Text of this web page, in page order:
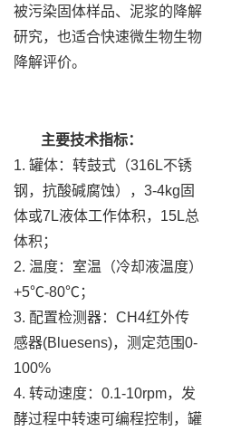
被污染固体样品、泥浆的降解
研究，也适合快速微生物生物
降解评价。
主要技术指标：
1. 罐体：转鼓式（316L不锈
钢，抗酸碱腐蚀），3-4kg固
体或7L液体工作体积，15L总
体积；
2. 温度：室温（冷却液温度）
+5℃-80℃；
3. 配置检测器：CH4红外传
感器(Bluesens)，测定范围0-
100%
4. 转动速度：0.1-10rpm，发
酵过程中转速可编程控制，罐